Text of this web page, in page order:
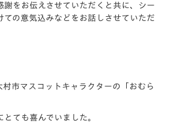
謝をお伝えさせていただくと共に、
シー
ての意気込みなどをお話しさせていただ
村市マスコットキャラクターの「おむら
ても喜んでいました。